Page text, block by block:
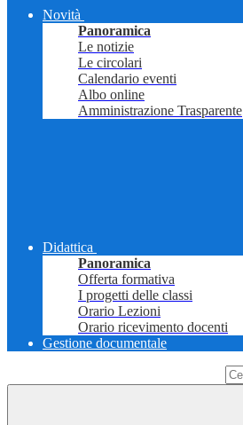
Novità
Panoramica
Le notizie
Le circolari
Calendario eventi
Albo online
Amministrazione Trasparente
Didattica
Panoramica
Offerta formativa
I progetti delle classi
Orario Lezioni
Orario ricevimento docenti
Gestione documentale